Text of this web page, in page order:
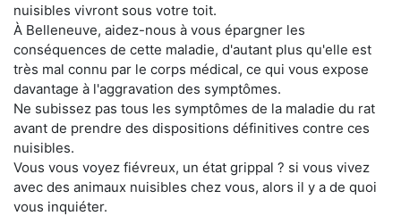
nuisibles vivront sous votre toit.
À Belleneuve, aidez-nous à vous épargner les
conséquences de cette maladie, d'autant plus qu'elle est
très mal connu par le corps médical, ce qui vous expose
davantage à l'aggravation des symptômes.
Ne subissez pas tous les symptômes de la maladie du rat
avant de prendre des dispositions définitives contre ces
nuisibles.
Vous vous voyez fiévreux, un état grippal ? si vous vivez
avec des animaux nuisibles chez vous, alors il y a de quoi
vous inquiéter.